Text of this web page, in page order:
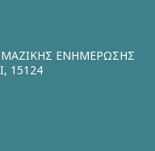
ΜΑΖΙΚΗΣ ΕΝΗΜΕΡΩΣΗΣ
15124